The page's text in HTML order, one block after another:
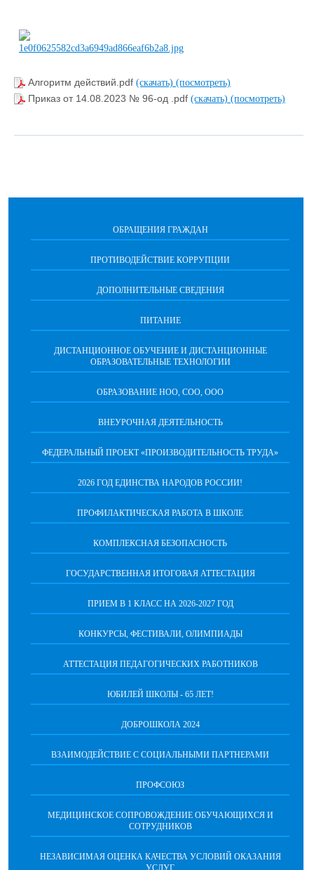
Алгоритм действий.pdf (скачать) (посмотреть)
Приказ от 14.08.2023 № 96-од .pdf (скачать) (посмотреть)
ОБРАЩЕНИЯ ГРАЖДАН
ПРОТИВОДЕЙСТВИЕ КОРРУПЦИИ
ДОПОЛНИТЕЛЬНЫЕ СВЕДЕНИЯ
ПИТАНИЕ
ДИСТАНЦИОННОЕ ОБУЧЕНИЕ И ДИСТАНЦИОННЫЕ
ОБРАЗОВАТЕЛЬНЫЕ ТЕХНОЛОГИИ
ОБРАЗОВАНИЕ НОО, СОО, ООО
ВНЕУРОЧНАЯ ДЕЯТЕЛЬНОСТЬ
ФЕДЕРАЛЬНЫЙ ПРОЕКТ «ПРОИЗВОДИТЕЛЬНОСТЬ ТРУДА»
2026 ГОД ЕДИНСТВА НАРОДОВ РОССИИ!
ПРОФИЛАКТИЧЕСКАЯ РАБОТА В ШКОЛЕ
КОМПЛЕКСНАЯ БЕЗОПАСНОСТЬ
ГОСУДАРСТВЕННАЯ ИТОГОВАЯ АТТЕСТАЦИЯ
ПРИЕМ В 1 КЛАСС НА 2026-2027 ГОД
КОНКУРСЫ, ФЕСТИВАЛИ, ОЛИМПИАДЫ
АТТЕСТАЦИЯ ПЕДАГОГИЧЕСКИХ РАБОТНИКОВ
ЮБИЛЕЙ ШКОЛЫ - 65 ЛЕТ!
ДОБРОШКОЛА 2024
ВЗАИМОДЕЙСТВИЕ С СОЦИАЛЬНЫМИ ПАРТНЕРАМИ
ПРОФСОЮЗ
МЕДИЦИНСКОЕ СОПРОВОЖДЕНИЕ ОБУЧАЮЩИХСЯ И
СОТРУДНИКОВ
НЕЗАВИСИМАЯ ОЦЕНКА КАЧЕСТВА УСЛОВИЙ ОКАЗАНИЯ
УСЛУГ